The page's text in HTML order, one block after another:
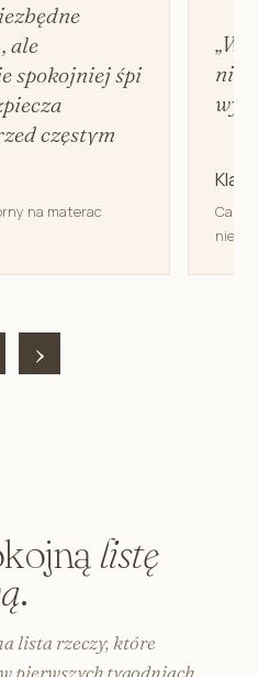
ale
spokojniej śpi
częstym
na materac
nie
›
listę
.
lista rzeczy, które